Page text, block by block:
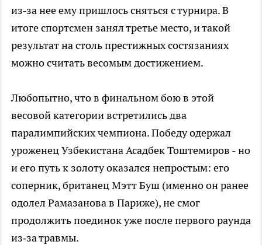
из‑за нее ему пришлось сняться с турнира. В
итоге спортсмен занял третье место, и такой
результат на столь престижных состязаниях
можно считать весомым достижением.
Любопытно, что в финальном бою в этой
весовой категории встретились два
паралимпийских чемпиона. Победу одержал
уроженец Узбекистана Асадбек Тоштемиров - но
и его путь к золоту оказался непростым: его
соперник, британец Мэтт Буш (именно он ранее
одолел Рамазанова в Париже), не смог
продолжить поединок уже после первого раунда
из‑за травмы.